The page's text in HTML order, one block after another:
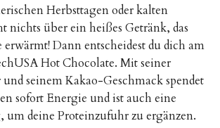
Herbsttagen oder kalten
nichts über ein heißes Getränk, das
erwärmt! Dann entscheidest du dich am
Hot Chocolate. Mit seiner
seinem Kakao-Geschmack spendet
sofort Energie und ist auch eine
um deine Proteinzufuhr zu ergänzen.